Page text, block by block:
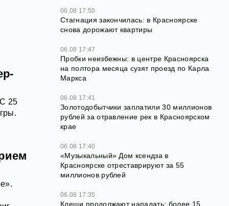
25
06.08 17:50
Стагнация закончилась: в Красноярске
снова дорожают квартиры
06.08 17:47
Пробки неизбежны: в центре Красноярска
на полтора месяца сузят проезд по Карла
Маркса
06.08 17:41
Золотодобытчики заплатили 30 миллионов
рублей за отравление рек в Красноярском
крае
06.08 17:40
«Музыкальный» Дом ксендза в
Красноярске отреставрируют за 55
миллионов рублей
06.08 17:35
Клещи продолжают нападать: более 15